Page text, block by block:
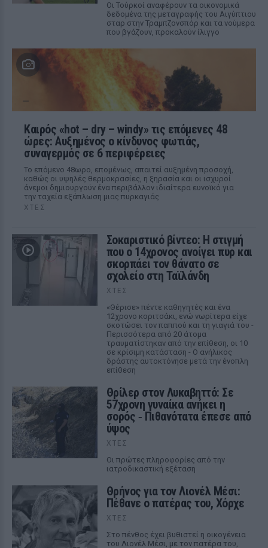
Οι Τούρκοί αναφέρουν τα οικονομικά
δεδομένα της μεταγραφής του Αιγύπτιου
σταρ στην Τραμπζονσπόρ και τα νούμερα
που βγάζουν, προκαλούν ίλιγγο
Καιρός «hot – dry – windy» τις επόμενες 48
ώρες: Αυξημένος ο κίνδυνος φωτιάς,
συναγερμός σε 6 περιφέρειες
Το επόμενο 48ωρο, επομένως, απαιτεί αυξημένη προσοχή,
καθώς οι υψηλές θερμοκρασίες, η ξηρασία και οι ισχυροί
άνεμοι δημιουργούν ένα περιβάλλον ιδιαίτερα ευνοϊκό για
την ταχεία εξάπλωση μιας πυρκαγιάς
ΧΤΕΣ
Σοκαριστικό βίντεο: Η στιγμή
που ο 14χρονος ανοίγει πυρ και
σκορπάει τον θάνατο σε
σχολείο στη Ταϊλάνδη
ΧΤΕΣ
«Θέρισε» πέντε καθηγητές και ένα
12χρονο κοριτσάκι, ενώ νωρίτερα είχε
σκοτώσει τον παππού και τη γιαγιά του -
Περισσότερα από 20 άτομα
τραυματίστηκαν από την επίθεση, οι 10
σε κρίσιμη κατάσταση - Ο ανήλικος
δράστης αυτοκτόνησε μετά την ένοπλη
επίθεση
Θρίλερ στον Λυκαβηττό: Σε
57χρονη γυναίκα ανήκει η
σορός ‑ Πιθανότατα έπεσε από
ύψος
ΧΤΕΣ
Οι πρώτες πληροφορίες από την
ιατροδικαστική εξέταση
Θρήνος για τον Λιονέλ Μέσι:
Πέθανε ο πατέρας του, Χόρχε
ΧΤΕΣ
Στο πένθος έχει βυθιστεί η οικογένεια
του Λιονέλ Μέσι, με τον πατέρα του,